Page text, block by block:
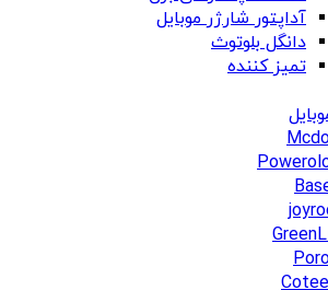
آداپتور شارژر موبایل
دانگل بلوتوث
تمیز کننده